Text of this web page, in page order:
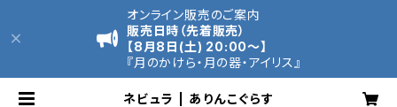
オンライン販売のご案内
販売日時（先着販売）
【8月8日(土) 20:00～】
『月のかけら・月の器・アイリス』
ネビュラ | ありんこぐらす